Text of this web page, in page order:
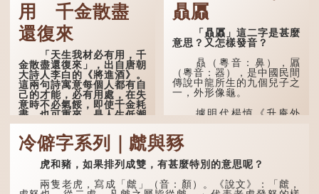
用 千金散盡
還復來
「天生我材必有用，千
金散盡還復來」，出自唐朝
大詩人李白的《將進酒》。
這兩句詩寓意每個人都有自
己的才能，必有用處，在失
意時不必氣餒，即使千金耗
盡，也可重來，是人生低潮
時激勵向上的名句。
原詩寫道：「人生得意
須盡歡，莫使金樽空對月。
天生我材必有用，千金散盡
會須一飲三百杯。」意思是
贔屭
「贔屭」這二字是甚麼
意思？又怎樣發音？
贔（粵音：鼻），屭
（粵音：器），是中國民間
傳說中龍所生的九個兒子之
一，外形像龜。
據明代楊慎《升庵外
集》記載，龍生九子的次序
排列為：贔屭、螭吻、蒲
牢、狴犴、饕餮、蚣蝮、睚
眥、狻猊、椒圖（此為其中
一種說法）。
龍九子外形與能力各有
冷僻字系列｜虤與豩
虎和豬，如果排列成雙，有甚麼特別的意思呢？
兩隻老虎，寫成「虤」（音：顏）。《說文》：「虤，